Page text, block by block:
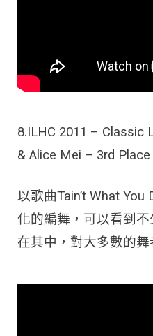
8.ILHC 2011 – Classic
& Alice Mei – 3rd Place
以歌曲Tain’t What
化的編舞，可以看到
在其中，對大多數的舞